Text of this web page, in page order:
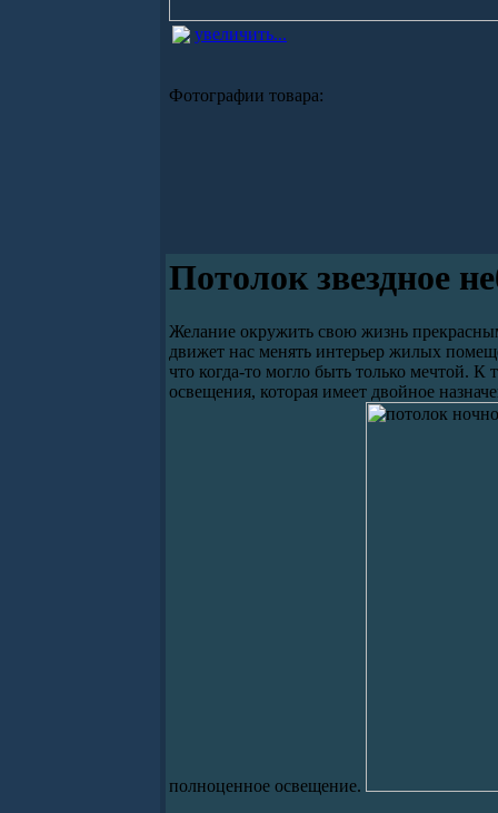
увеличить...
Фотографии товара:
Потолок звездное
Желание окружить свою жизнь
движет нас менять интерьер жилых
что когда-то могло быть только мечтой.
освещения, которая имеет двойное
полноценное освещение.